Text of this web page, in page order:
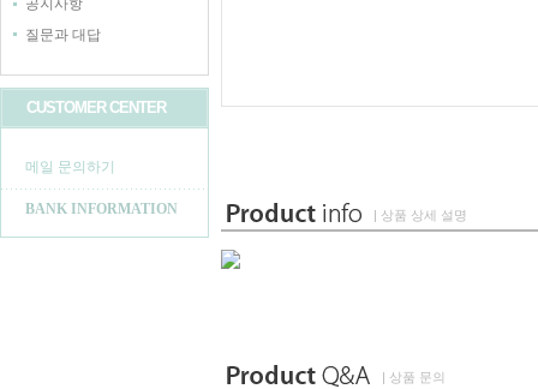
공지사항
질문과 대답
CUSTOMER CENTER
메일 문의하기
BANK INFORMATION | 상품 상세 설명
| 상품 문의